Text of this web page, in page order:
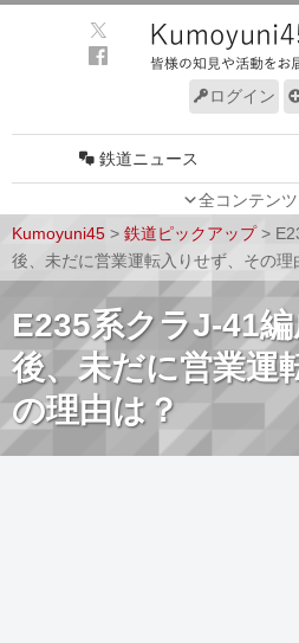
ログイン
全コンテン
鉄道ニュース
車両技術
ルール
Kumoyuni45 > 鉄道ピックアップ>
後、未だに営業運転入りせず、その理
E235系クラJ-41
後、未だに営業運
の理由は？